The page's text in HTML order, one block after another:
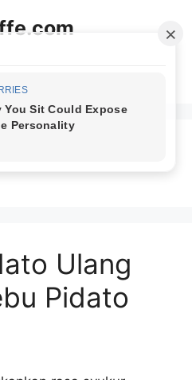
Ulang
Pidato